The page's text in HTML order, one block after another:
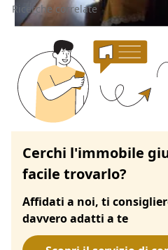
Ricerche correlate
Cerchi l'immobile
facile trovarlo?
Affidati a noi, ti
davvero adatti a te